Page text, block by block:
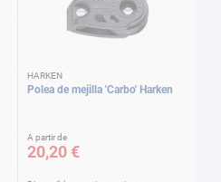
HARKEN
Polea de mejilla 'Carbo' Harken
A partir de
20,20 €